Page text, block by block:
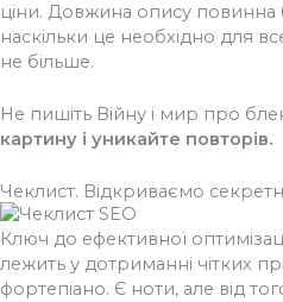
ціни. Довжина опису повинна
наскільки це необхідно для
не більше.
Не пишіть Війну і мир про
картину і уникайте повторів.
Чеклист. Відкриваємо
Ключ до ефективної
лежить у дотриманні чітких
фортепіано. Є ноти, але від